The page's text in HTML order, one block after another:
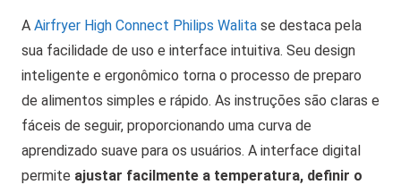
A Airfryer High Connect Philips Walita se destaca pela
sua facilidade de uso e interface intuitiva. Seu design
inteligente e ergonômico torna o processo de preparo
de alimentos simples e rápido. As instruções são claras e
fáceis de seguir, proporcionando uma curva de
aprendizado suave para os usuários. A interface digital
permite ajustar facilmente a temperatura, definir o